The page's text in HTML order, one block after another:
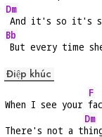
Dm
And it's so it's
Bb
But every time
Điệp khúc
When I see your
F
There's not a t
Dm